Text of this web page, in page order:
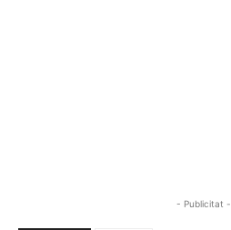
- Publicitat -